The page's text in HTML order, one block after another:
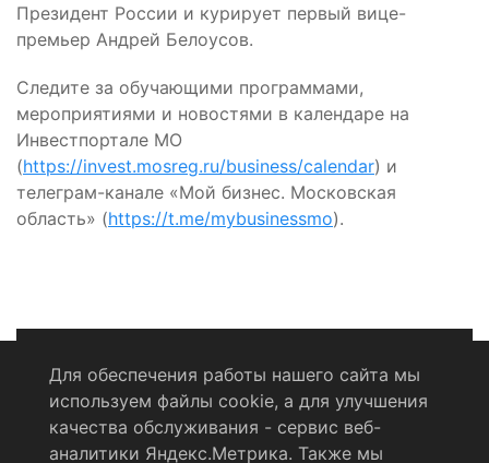
Президент России и курирует первый вице-
премьер Андрей Белоусов.
Следите за обучающими программами,
мероприятиями и новостями в календаре на
Инвестпортале МО
(https://invest.mosreg.ru/business/calendar) и
телеграм-канале «Мой бизнес. Московская
область» (https://t.me/mybusinessmo).
Политика конфиденциальности
Для обеспечения работы нашего сайта мы
используем файлы cookie, а для улучшения
качества обслуживания - сервис веб-
аналитики Яндекс.Метрика. Также мы